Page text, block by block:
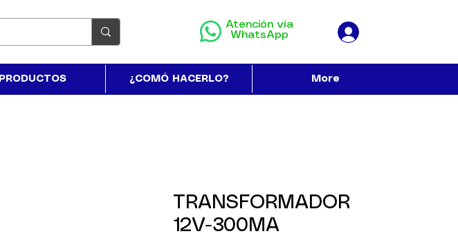
Atención vía
WhatsApp
PRODUCTOS ¿COMÓ HACERLO? More
TRANSFORMADOR
12V-300MA